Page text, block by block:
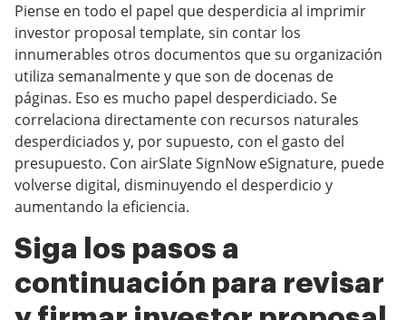
Piense en todo el papel que desperdicia al imprimir
investor proposal template, sin contar los
innumerables otros documentos que su organización
utiliza semanalmente y que son de docenas de
páginas. Eso es mucho papel desperdiciado. Se
correlaciona directamente con recursos naturales
desperdiciados y, por supuesto, con el gasto del
presupuesto. Con airSlate SignNow eSignature, puede
volverse digital, disminuyendo el desperdicio y
aumentando la eficiencia.
Siga los pasos a
continuación para revisar